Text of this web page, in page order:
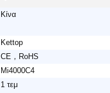
Κίνα
Kettop
CE，RoHS
Mi4000C4
1 τεμ